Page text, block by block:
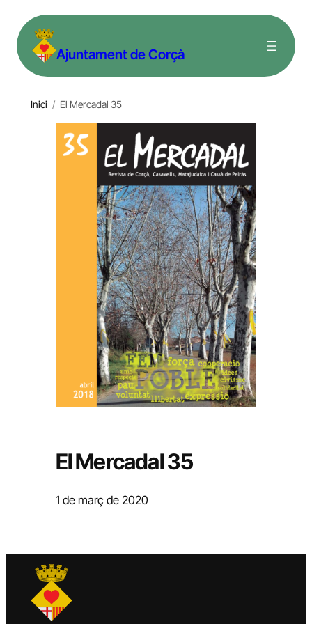
contingut Ajuntament de Corçà
Inici / El Mercadal 35
El Mercadal 35
1 de març de 2020